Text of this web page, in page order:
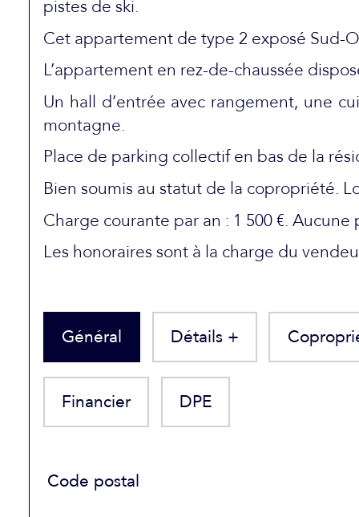
pistes de ski.
Cet appartement de type 2 exposé Sud-
L’appartement en rez-de-chaussée
Un hall d’entrée avec rangement, une
montagne.
Place de parking collectif en bas de la
Bien soumis au statut de la copropriété.
Charge courante par an : 1 500 €.
Les honoraires sont à la charge du
Général Détails +
Financier DPE
TRAD_SIROCCO_Caracteristique
Code postal